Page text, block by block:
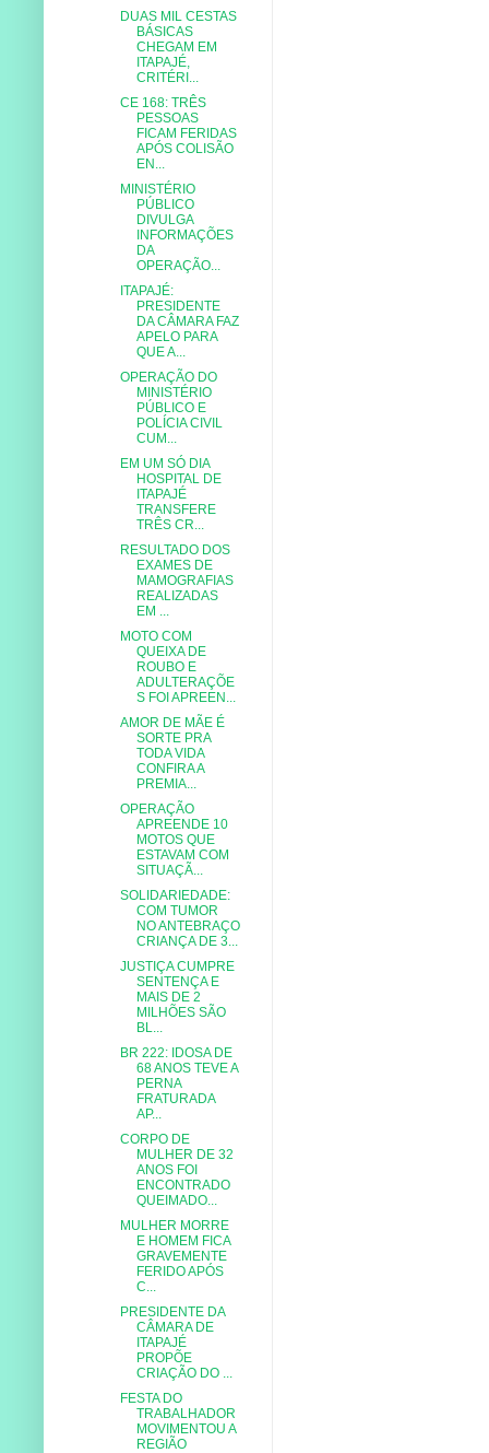
DUAS MIL CESTAS
BÁSICAS
CHEGAM EM
ITAPAJÉ,
CRITÉRI...
CE 168: TRÊS
PESSOAS
FICAM FERIDAS
APÓS COLISÃO
EN...
MINISTÉRIO
PÚBLICO
DIVULGA
INFORMAÇÕES
DA
OPERAÇÃO...
ITAPAJÉ:
PRESIDENTE
DA CÂMARA FAZ
APELO PARA
QUE A...
OPERAÇÃO DO
MINISTÉRIO
PÚBLICO E
POLÍCIA CIVIL
CUM...
EM UM SÓ DIA
HOSPITAL DE
ITAPAJÉ
TRANSFERE
TRÊS CR...
RESULTADO DOS
EXAMES DE
MAMOGRAFIAS
REALIZADAS
EM ...
MOTO COM
QUEIXA DE
ROUBO E
ADULTERAÇÕE
S FOI APREEN...
AMOR DE MÃE É
SORTE PRA
TODA VIDA
CONFIRA A
PREMIA...
OPERAÇÃO
APREENDE 10
MOTOS QUE
ESTAVAM COM
SITUAÇÃ...
SOLIDARIEDADE:
COM TUMOR
NO ANTEBRAÇO
CRIANÇA DE 3...
JUSTIÇA CUMPRE
SENTENÇA E
MAIS DE 2
MILHÕES SÃO
BL...
BR 222: IDOSA DE
68 ANOS TEVE A
PERNA
FRATURADA
AP...
CORPO DE
MULHER DE 32
ANOS FOI
ENCONTRADO
QUEIMADO...
MULHER MORRE
E HOMEM FICA
GRAVEMENTE
FERIDO APÓS
C...
PRESIDENTE DA
CÂMARA DE
ITAPAJÉ
PROPÕE
CRIAÇÃO DO ...
FESTA DO
TRABALHADOR
MOVIMENTOU A
REGIÃO